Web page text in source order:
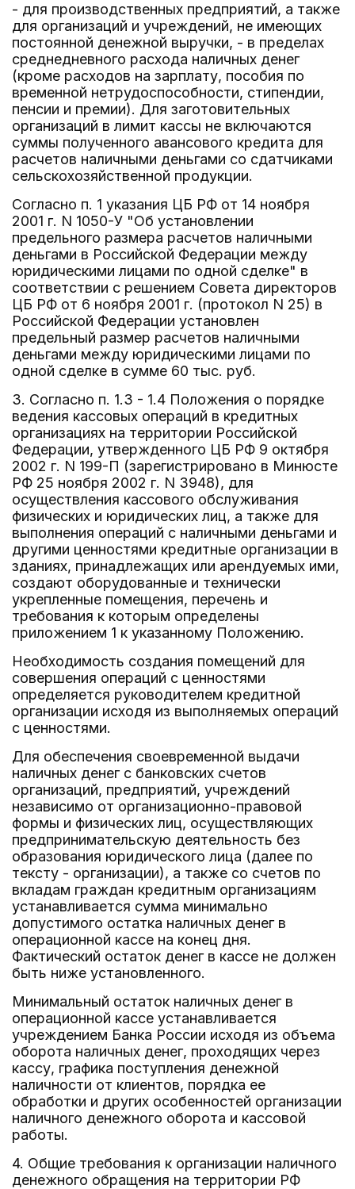
- для производственных предприятий, а также
для организаций и учреждений, не имеющих
постоянной денежной выручки, - в пределах
среднедневного расхода наличных денег
(кроме расходов на зарплату, пособия по
временной нетрудоспособности, стипендии,
пенсии и премии). Для заготовительных
организаций в лимит кассы не включаются
суммы полученного авансового кредита для
расчетов наличными деньгами со сдатчиками
сельскохозяйственной продукции.
Согласно п. 1 указания ЦБ РФ от 14 ноября
2001 г. N 1050-У "Об установлении
предельного размера расчетов наличными
деньгами в Российской Федерации между
юридическими лицами по одной сделке" в
соответствии с решением Совета директоров
ЦБ РФ от 6 ноября 2001 г. (протокол N 25) в
Российской Федерации установлен
предельный размер расчетов наличными
деньгами между юридическими лицами по
одной сделке в сумме 60 тыс. руб.
3. Согласно п. 1.3 - 1.4 Положения о порядке
ведения кассовых операций в кредитных
организациях на территории Российской
Федерации, утвержденного ЦБ РФ 9 октября
2002 г. N 199-П (зарегистрировано в Минюсте
РФ 25 ноября 2002 г. N 3948), для
осуществления кассового обслуживания
физических и юридических лиц, а также для
выполнения операций с наличными деньгами и
другими ценностями кредитные организации в
зданиях, принадлежащих или арендуемых ими,
создают оборудованные и технически
укрепленные помещения, перечень и
требования к которым определены
приложением 1 к указанному Положению.
Необходимость создания помещений для
совершения операций с ценностями
определяется руководителем кредитной
организации исходя из выполняемых операций
с ценностями.
Для обеспечения своевременной выдачи
наличных денег с банковских счетов
организаций, предприятий, учреждений
независимо от организационно-правовой
формы и физических лиц, осуществляющих
предпринимательскую деятельность без
образования юридического лица (далее по
тексту - организации), а также со счетов по
вкладам граждан кредитным организациям
устанавливается сумма минимально
допустимого остатка наличных денег в
операционной кассе на конец дня.
Фактический остаток денег в кассе не должен
быть ниже установленного.
Минимальный остаток наличных денег в
операционной кассе устанавливается
учреждением Банка России исходя из объема
оборота наличных денег, проходящих через
кассу, графика поступления денежной
наличности от клиентов, порядка ее
обработки и других особенностей организации
наличного денежного оборота и кассовой
работы.
4. Общие требования к организации наличного
денежного обращения на территории РФ